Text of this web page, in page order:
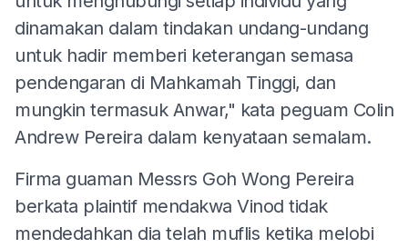
dinamakan dalam tindakan undang-undang
untuk hadir memberi keterangan semasa
pendengaran di Mahkamah Tinggi, dan
mungkin termasuk Anwar," kata peguam Colin
Andrew Pereira dalam kenyataan semalam.
Firma guaman Messrs Goh Wong Pereira
berkata plaintif mendakwa Vinod tidak
mendedahkan dia telah muflis ketika melobi